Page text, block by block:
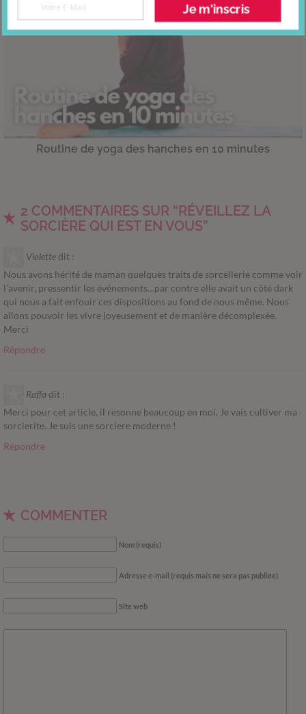
Routine de yoga des hanches en 10 minutes
2 COMMENTAIRES SUR “RÉVEILLEZ LA
SORCIÈRE QUI EST EN VOUS”
Violette dit :
Nous avons hérité de maman quelques traits de sorcellerie comme voir
l’avenir, pressentir les événements…par contre elle avait un côté dark
qui nous a fait enfouir ces dispositions au fond de nous même. Nous
allons pouvoir les vivre joyeusement et de manière décomplexée.
Merci
Répondre
Raffa dit :
Merci pour cet article, il resonne beaucoup en moi. Je vais cultiver ma
sorcierite. Je suis une sorciere moderne !
Répondre
COMMENTER
Nom (requis)
Adresse e-mail (requis mais ne sera pas publiée)
Site web
Je m'inscris